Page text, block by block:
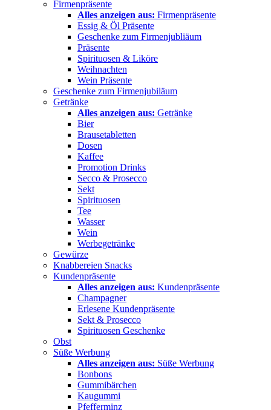
Firmenpräsente
Alles anzeigen aus: Firmenpräsente
Essig & Öl Präsente
Geschenke zum Firmenjubliäum
Präsente
Spirituosen & Liköre
Weihnachten
Wein Präsente
Geschenke zum Firmenjubiläum
Getränke
Alles anzeigen aus: Getränke
Bier
Brausetabletten
Dosen
Kaffee
Promotion Drinks
Secco & Prosecco
Sekt
Spirituosen
Tee
Wasser
Wein
Werbegetränke
Gewürze
Knabbereien Snacks
Kundenpräsente
Alles anzeigen aus: Kundenpräsente
Champagner
Erlesene Kundenpräsente
Sekt & Prosecco
Spirituosen Geschenke
Obst
Süße Werbung
Alles anzeigen aus: Süße Werbung
Bonbons
Gummibärchen
Kaugummi
Pfefferminz